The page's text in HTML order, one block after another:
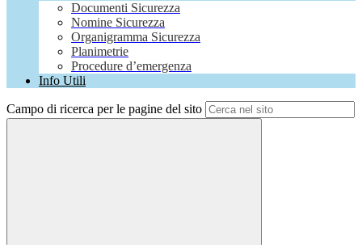
Documenti Sicurezza
Nomine Sicurezza
Organigramma Sicurezza
Planimetrie
Procedure d’emergenza
Info Utili
Campo di ricerca per le pagine del sito